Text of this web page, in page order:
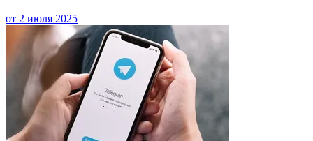
от 2 июля 2025